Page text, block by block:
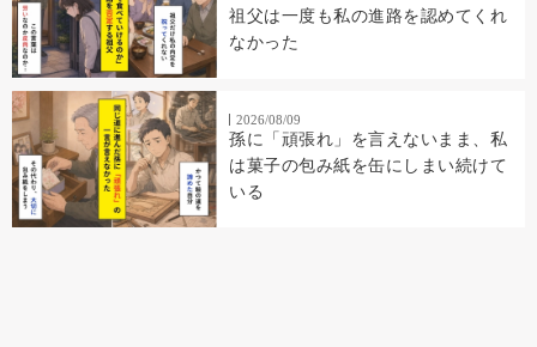
祖父は一度も私の進路を認めてくれ
なかった
2026/08/09
孫に「頑張れ」を言えないまま、私
は菓子の包み紙を缶にしまい続けて
いる